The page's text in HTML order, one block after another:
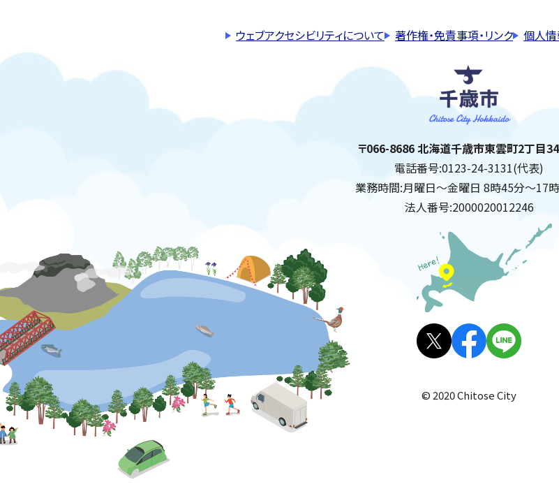
ウェブアクセシビリティについて 著作権・免責事項・リンク 個人
千歳市
住所:
〒066-8686 北海道千歳市東雲町2丁目
電話番号:0123-24-3131(代表)
業務時間:月曜日～金曜日 8時45分～17
法人番号:2000020012246
公式SNS
er)
© 2020 Chitose City